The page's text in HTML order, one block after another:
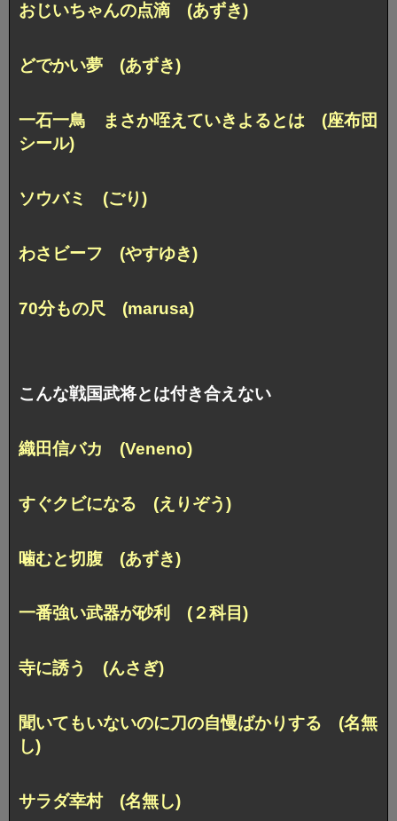
おじいちゃんの点滴 (あずき)
どでかい夢 (あずき)
一石一鳥 まさか咥えていきよるとは (座布団
シール)
ソウバミ (ごり)
わさビーフ (やすゆき)
70分もの尺 (marusa)
こんな戦国武将とは付き合えない
織田信バカ (Veneno)
すぐクビになる (えりぞう)
噛むと切腹 (あずき)
一番強い武器が砂利 (２科目)
寺に誘う (んさぎ)
聞いてもいないのに刀の自慢ばかりする (名無
し)
サラダ幸村 (名無し)